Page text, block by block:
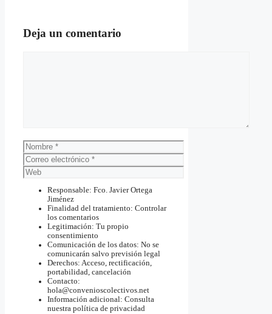
Deja un comentario
Nombre
Correo
electrónico
Web
Responsable: Fco. Javier Ortega
Jiménez
Finalidad del tratamiento: Controlar
los comentarios
Legitimación: Tu propio
consentimiento
Comunicación de los datos: No se
comunicarán salvo previsión legal
Derechos: Acceso, rectificación,
portabilidad, cancelación
Contacto:
hola@convenioscolectivos.net
Información adicional: Consulta
nuestra política de privacidad